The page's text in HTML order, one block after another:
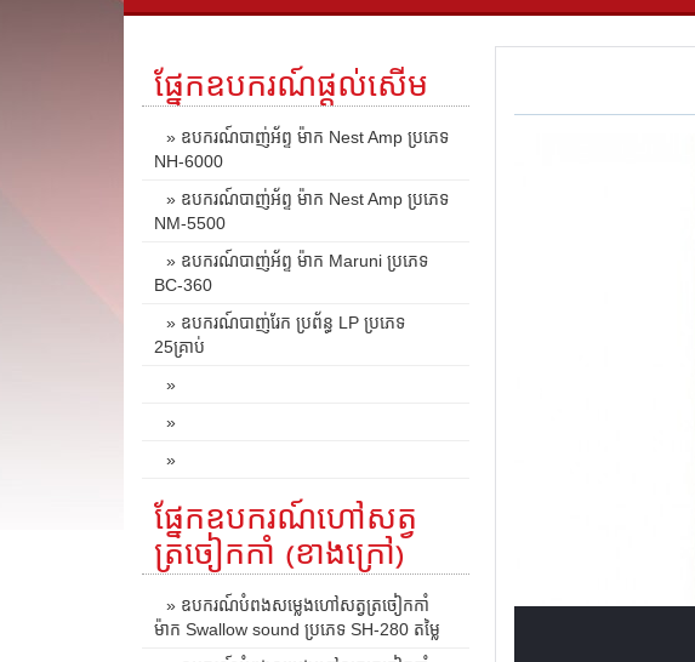
ផ្នែកឧបករណ៍ផ្តល់សើម
» ឧបករណ៍បាញ់អ័ព្ទ ម៉ាក Nest Amp ប្រភេទ
NH-6000
» ឧបករណ៍បាញ់អ័ព្ទ ម៉ាក Nest Amp ប្រភេទ
NM-5500
» ឧបករណ៍បាញ់អ័ព្ទ ម៉ាក Maruni ប្រភេទ
BC-360
» ឧបករណ៍បាញ់រែក ប្រព័ន្ធ LP ប្រភេទ
25គ្រាប់
»
»
»
ផ្នែកឧបករណ៍ហៅសត្វ
ត្រចៀកកាំ (ខាងក្រៅ)
» ឧបករណ៍បំពងសម្លេងហៅសត្វត្រចៀកកាំ
ម៉ាក Swallow sound ប្រភេទ SH-280 តម្លៃ